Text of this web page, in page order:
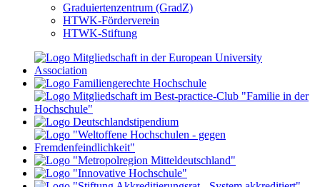
Graduiertenzentrum (GradZ)
HTWK-Förderverein
HTWK-Stiftung